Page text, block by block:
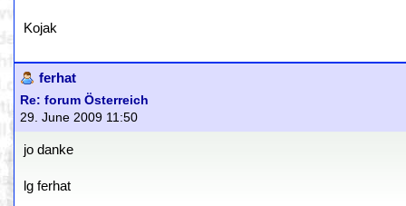
Kojak
ferhat
Re: forum Österreich
29. June 2009 11:50
jo danke
lg ferhat